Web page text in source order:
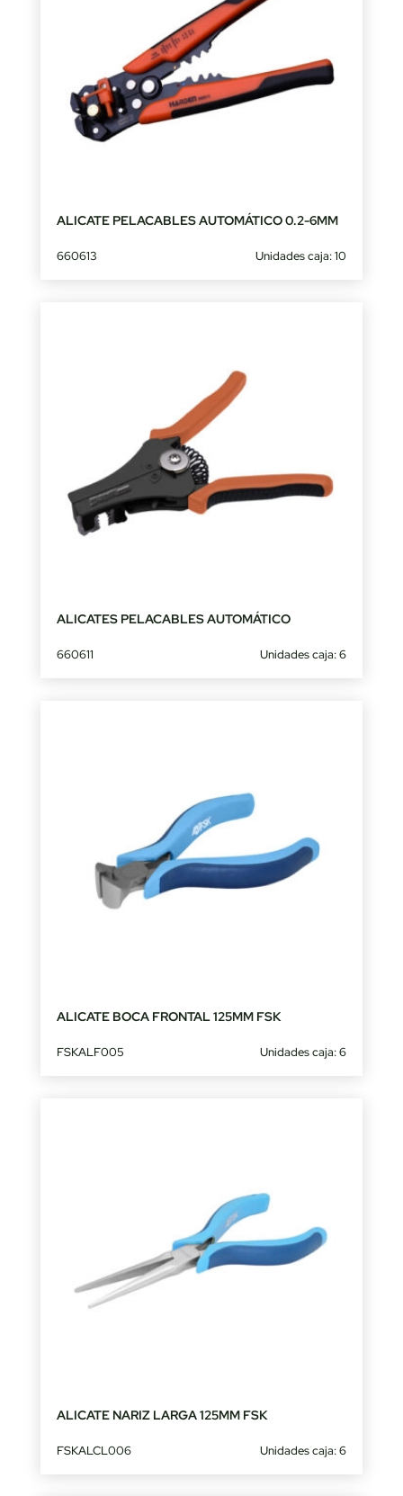
ALICATE PELACABLES AUTOMÁTICO 0.2-6MM
660613 Unidades caja: 10
ALICATES PELACABLES AUTOMÁTICO
660611 Unidades caja: 6
ALICATE BOCA FRONTAL 125MM FSK
FSKALF005 Unidades caja: 6
ALICATE NARIZ LARGA 125MM FSK
FSKALCL006 Unidades caja: 6